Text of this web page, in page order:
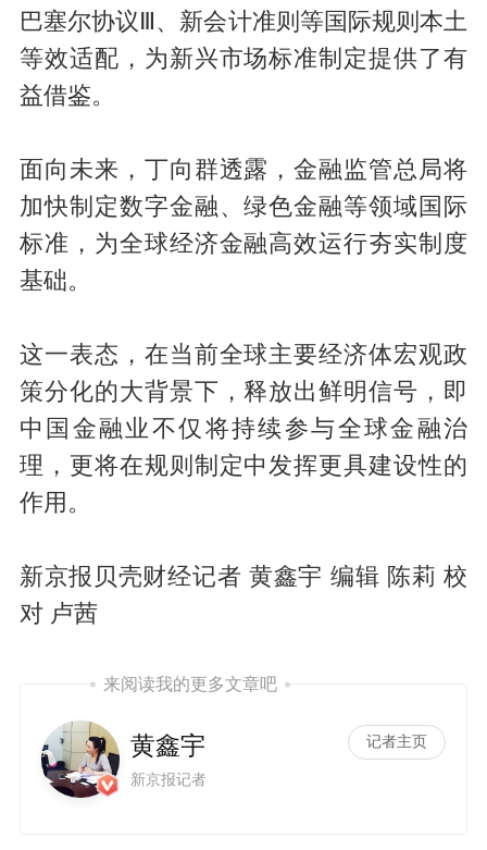
巴塞尔协议Ⅲ、新会计准则等国际规则本土
等效适配，为新兴市场标准制定提供了有
益借鉴。
面向未来，丁向群透露，金融监管总局将
加快制定数字金融、绿色金融等领域国际
标准，为全球经济金融高效运行夯实制度
基础。
这一表态，在当前全球主要经济体宏观政
策分化的大背景下，释放出鲜明信号，即
中国金融业不仅将持续参与全球金融治
理，更将在规则制定中发挥更具建设性的
作用。
新京报贝壳财经记者 黄鑫宇 编辑 陈莉 校
对 卢茜
来阅读我的更多文章吧
黄鑫宇
新京报记者
记者主页